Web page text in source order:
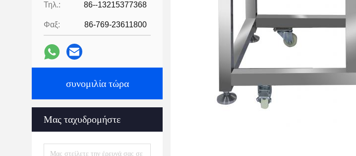
Τηλ.: 86--13215377368
Φαξ: 86-769-23611800
συνομιλία τώρα
Μας ταχυδρομήστε